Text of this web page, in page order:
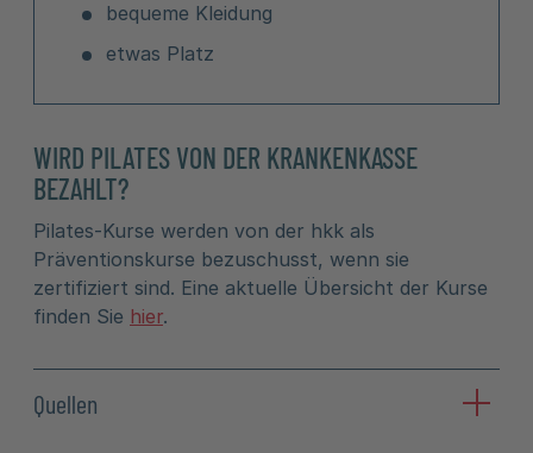
bequeme Kleidung
etwas Platz
WIRD PILATES VON DER KRANKENKASSE
BEZAHLT?
Pilates-Kurse werden von der hkk als
Präventionskurse bezuschusst, wenn sie
zertifiziert sind. Eine aktuelle Übersicht der Kurse
finden Sie hier.
Quellen